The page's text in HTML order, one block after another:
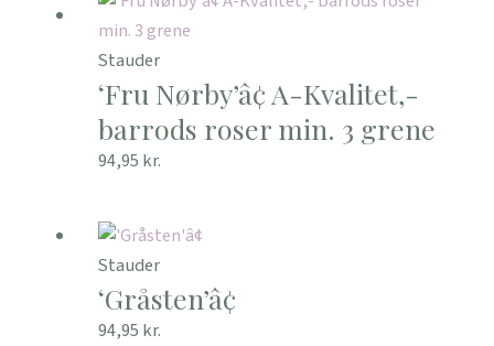
Stauder
‘Fru Nørby’â¢ A-Kvalitet,-
barrods roser min. 3 grene
94,95 kr.
Stauder
‘Gråsten’â¢
94,95 kr.